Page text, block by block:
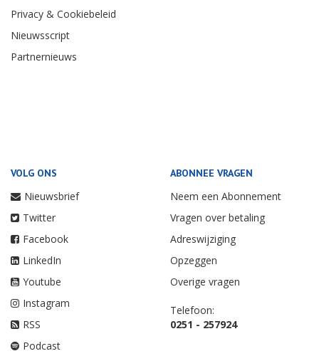
Privacy & Cookiebeleid
Nieuwsscript
Partnernieuws
VOLG ONS
Nieuwsbrief
Twitter
Facebook
LinkedIn
Youtube
Instagram
RSS
Podcast
ABONNEE VRAGEN
Neem een Abonnement
Vragen over betaling
Adreswijziging
Opzeggen
Overige vragen
Telefoon:
0251 - 257924